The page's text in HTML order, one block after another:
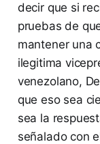
decir que si
pruebas de
mantener una
ilegitima
venezolano,
que eso sea
sea la
señalado con